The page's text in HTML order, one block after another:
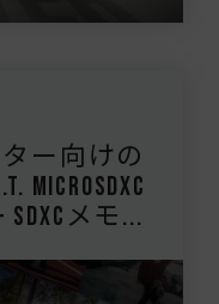
ター向けの
MicroSDXC
SDXCメモ...